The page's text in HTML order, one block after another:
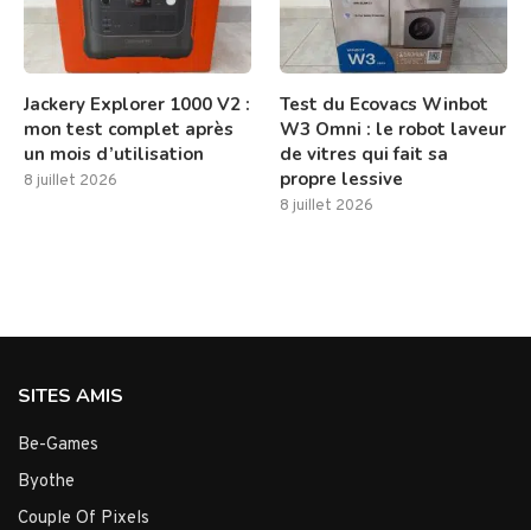
Jackery Explorer 1000 V2 :
mon test complet après
un mois d’utilisation
8 juillet 2026
Test du Ecovacs Winbot
W3 Omni : le robot laveur
de vitres qui fait sa
propre lessive
8 juillet 2026
SITES AMIS
Be-Games
Byothe
Couple Of Pixels